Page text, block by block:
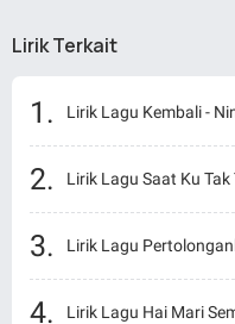
Lirik Terkait
Lirik Lagu Kembali -
Lirik Lagu Saat Ku
Lirik Lagu
Lirik Lagu Hai Mari